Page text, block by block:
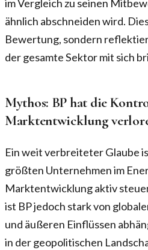
im Vergleich zu seinen
ähnlich abschneiden wird.
Bewertung, sondern
der gesamte Sektor mit sich
Mythos: BP hat die
Marktentwicklung
Ein weit verbreiteter Glaube
größten Unternehmen im
Marktentwicklung aktiv
ist BP jedoch stark von
und äußeren Einflüssen
in der geopolitischen